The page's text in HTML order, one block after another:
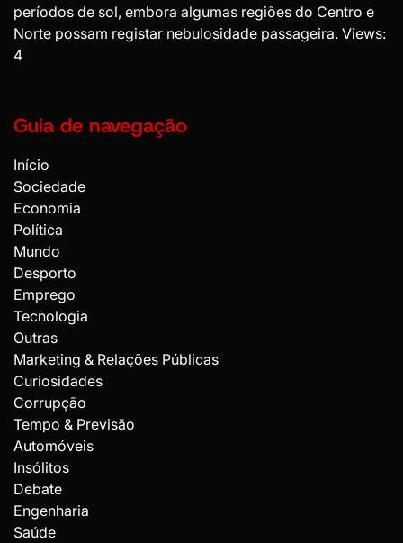
períodos de sol, embora algumas regiões do Centro e
Norte possam registar nebulosidade passageira. Views:
4
Guia de navegação
Início
Sociedade
Economia
Política
Mundo
Desporto
Emprego
Tecnologia
Outras
Marketing & Relações Públicas
Curiosidades
Corrupção
Tempo & Previsão
Automóveis
Insólitos
Debate
Engenharia
Saúde